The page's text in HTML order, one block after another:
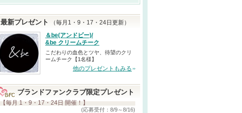
最新プレゼント
（毎月1・9・17・24日更新）
＆be(アンドビー)/
&be クリームチーク
こだわりの血色とツヤ、待望のクリ
ームチーク【1名様】
他のプレゼントもみる
ブランドファンクラブ限定プレゼント
【毎月 1・9・17・24日 開催！】
(応募受付：8/9～8/16)